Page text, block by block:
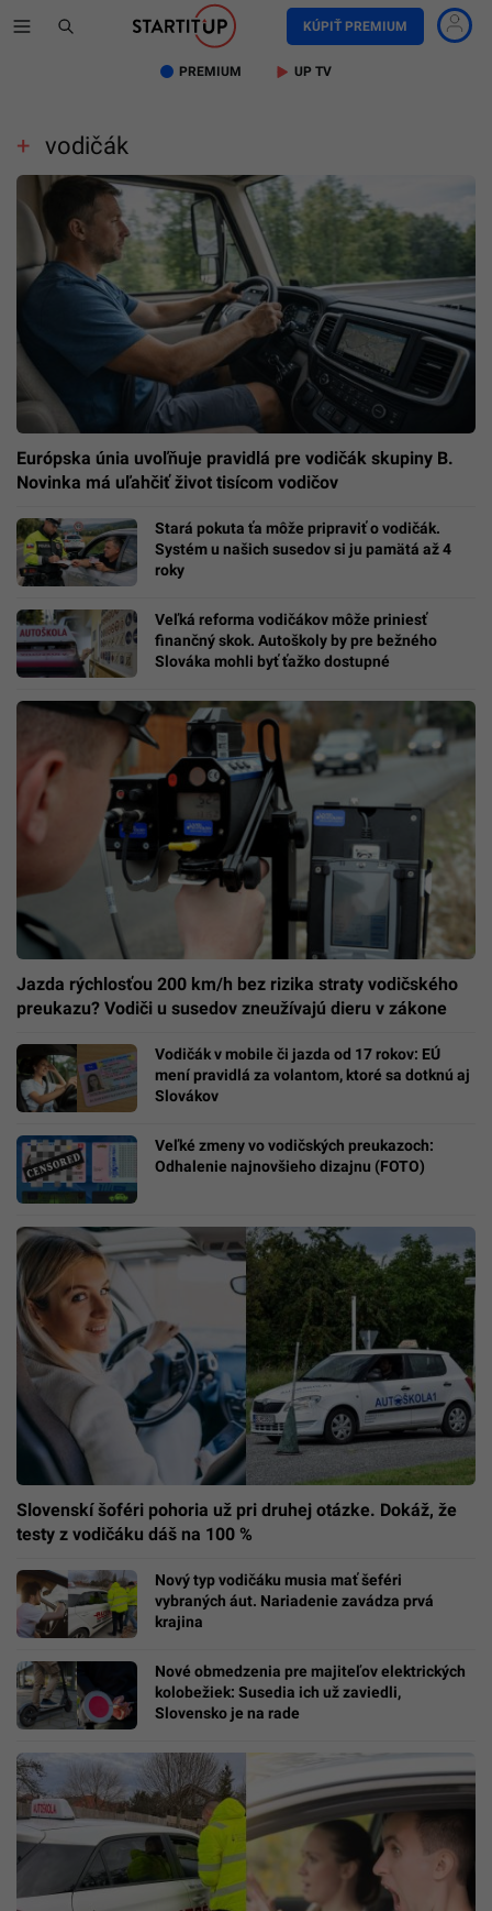
KÚPIŤ PREMIUM
PREMIUM UP TV
vodičák
Európska únia uvoľňuje pravidlá pre vodičák skupiny B.
Novinka má uľahčiť život tisícom vodičov
Stará pokuta ťa môže pripraviť o vodičák.
Systém u našich susedov si ju pamätá až 4
roky
Veľká reforma vodičákov môže priniesť
finančný skok. Autoškoly by pre bežného
Slováka mohli byť ťažko dostupné
Jazda rýchlosťou 200 km/h bez rizika straty vodičského
preukazu? Vodiči u susedov zneužívajú dieru v zákone
Vodičák v mobile či jazda od 17 rokov: EÚ
mení pravidlá za volantom, ktoré sa dotknú aj
Slovákov
Veľké zmeny vo vodičských preukazoch:
Odhalenie najnovšieho dizajnu (FOTO)
Slovenskí šoféri pohoria už pri druhej otázke. Dokáž, že
testy z vodičáku dáš na 100 %
Nový typ vodičáku musia mať šeféri
vybraných áut. Nariadenie zavádza prvá
krajina
Nové obmedzenia pre majiteľov elektrických
kolobežiek: Susedia ich už zaviedli,
Slovensko je na rade